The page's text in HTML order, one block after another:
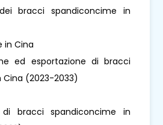
bracci spandiconcime in
in Cina
ed esportazione di bracci
(2023-2033)
di bracci spandiconcime in